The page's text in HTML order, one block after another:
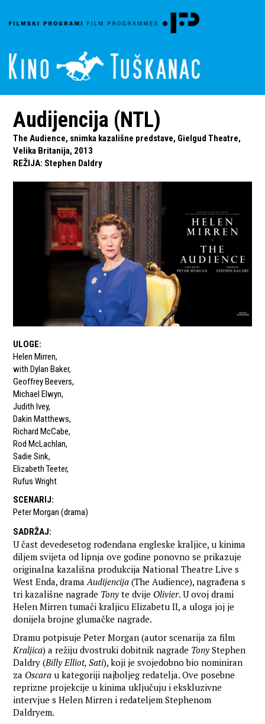
Audijencija (NTL)
The Audience, snimka kazališne predstave, Gielgud Theatre,
Velika Britanija, 2013
REŽIJA: Stephen Daldry
ULOGE:
Helen Mirren,
with Dylan Baker,
Geoffrey Beevers,
Michael Elwyn,
Judith Ivey,
Dakin Matthews,
Richard McCabe,
Rod McLachlan,
Sadie Sink,
Elizabeth Teeter,
Rufus Wright
SCENARIJ:
Peter Morgan (drama)
SADRŽAJ:
U čast devedesetog rođendana engleske kraljice, u kinima
diljem svijeta od lipnja ove godine ponovno se prikazuje
originalna kazališna produkcija National Theatre Live s
West Enda, dramaAudijencija (The Audience), nagrađena s
tri kazališne nagrade Tony te dvije Olivier. U ovoj drami
Helen Mirren tumači kraljicu Elizabetu II, a uloga joj je
donijela brojne glumačke nagrade.
Dramu potpisuje Peter Morgan (autor scenarija za film
Kraljica) a režiju dvostruki dobitnik nagrade Tony Stephen
Daldry (Billy Elliot, Sati), koji je svojedobno bio nominiran
za Oscara u kategoriji najboljeg redatelja. Ove posebne
reprizne projekcije u kinima uključuju i ekskluzivne
intervjue s Helen Mirren i redateljem Stephenom
Daldryem.